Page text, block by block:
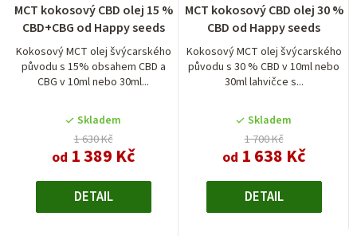
MCT kokosový CBD olej 15 %
CBD+CBG od Happy seeds
Kokosový MCT olej švýcarského
původu s 15% obsahem CBD a
CBG v 10ml nebo 30ml...
Skladem
1 630 Kč
od 1 389 Kč
DETAIL
MCT kokosový CBD olej 30 %
CBD od Happy seeds
Kokosový MCT olej švýcarského
původu s 30 % CBD v 10ml nebo
30ml lahvičce s...
Skladem
1 700 Kč
od 1 638 Kč
DETAIL